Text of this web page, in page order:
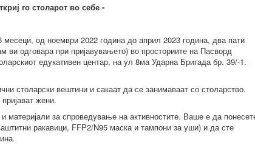
го столарот во себе -
месеци, од ноември 2022 година до април 2023 година, два пати
ви одговара при пријавувањето) во просториите на Пасворд
едукативен центар, на ул 8ма Ударна Бригада бр. 39/-1.
столарски вештини и сакаат да се занимаваат со столарство.
жени.
материјали за спроведување на активностите. Ваше е да
ракавици, FFP2/N95 маска и тампони за уши) и да сте